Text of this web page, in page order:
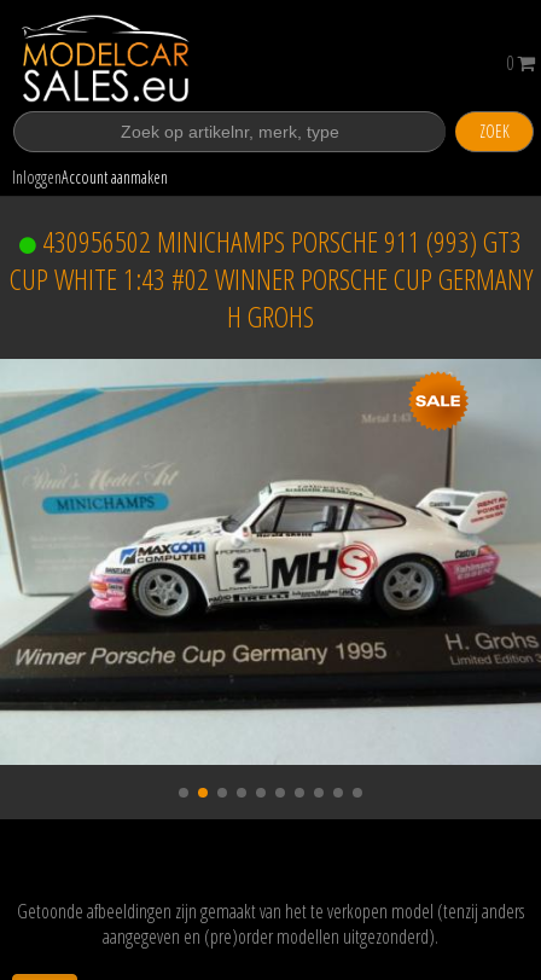
ZOEK
InloggenAccount aanmaken
0
430956502 MINICHAMPS PORSCHE 911 (993) GT3
CUP WHITE 1:43 #02 WINNER PORSCHE CUP GERMANY
H GROHS
Getoonde afbeeldingen zijn gemaakt van het te verkopen model (tenzij anders
aangegeven en (pre)order modellen uitgezonderd).